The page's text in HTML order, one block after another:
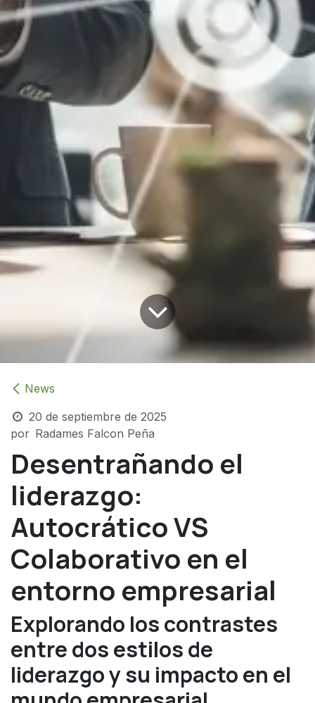
News
20 de septiembre de 2025
por Radames Falcon Peña
Desentrañando el
liderazgo:
Autocrático VS
Colaborativo en el
entorno empresarial
Explorando los contrastes
entre dos estilos de
liderazgo y su impacto en el